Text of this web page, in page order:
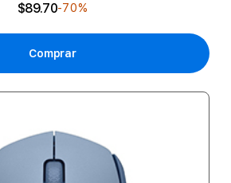
$89.70-70%
Comprar